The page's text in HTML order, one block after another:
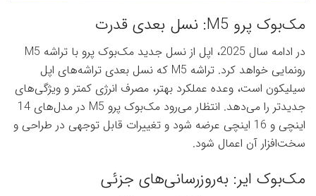
مک‌بوک پرو M5: نسل بعدی قدرت
در ادامه سال 2025، اپل از نسل جدید مک‌بوک پرو با تراشه M5
رونمایی خواهد کرد. تراشه M5 که نسل بعدی تراشه‌های اپل
سیلیکون است، وعده عملکرد بهتر، مصرف انرژی کمتر و ویژگی‌های
جدیدتر را می‌دهد. انتظار می‌رود مک‌بوک پرو M5 در مدل‌های 14
اینچی و 16 اینچی عرضه شود و تغییرات قابل توجهی در طراحی و
سخت‌افزار آن اعمال شود.
مک‌بوک ایر: به‌روزرسانی‌های جزئی